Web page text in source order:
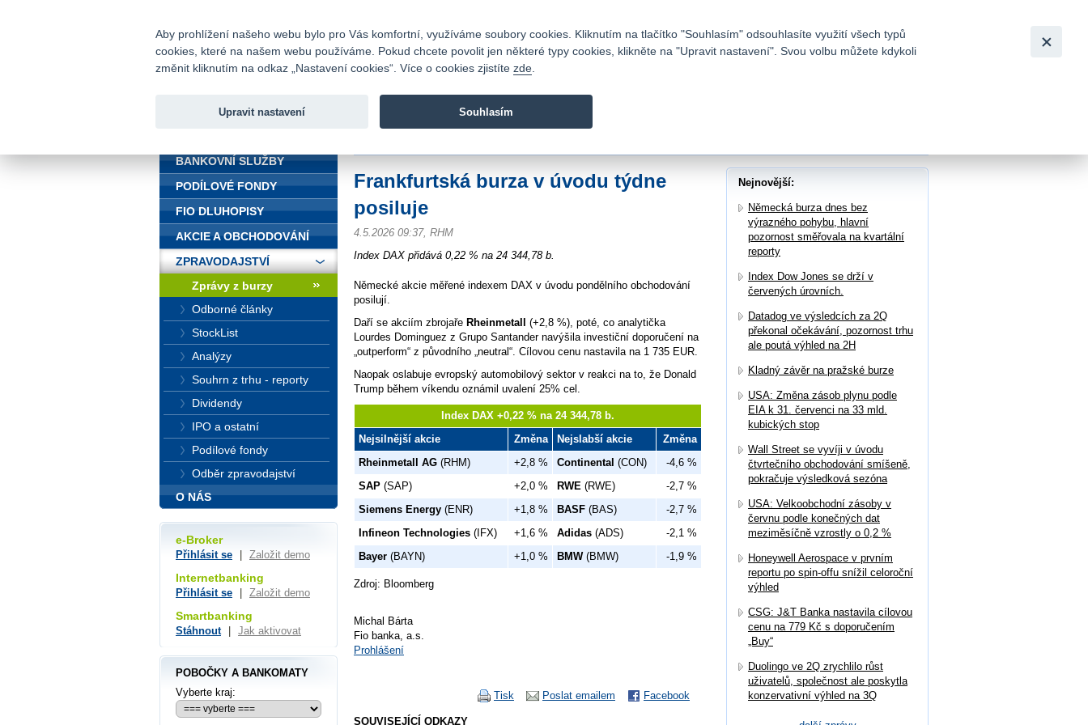
Fio banka
Fio banka je moderní česká banka. Poskytuje účty bez poplatků a
Frankfurtská burza v úvodu týdne
posiluje
4.5.2026 09:37, RHM
Index DAX přidává 0,22 % na 24 344,78 b.
Německé akcie měřené indexem DAX v úvodu pondělního obchodování
posilují.
Daří se akciím zbrojaře Rheinmetall (+2,8 %), poté, co analytička
Lourdes Dominguez z Grupo Santander navýšila investiční doporučení na
„outperform“ z původního „neutral“. Cílovou cenu nastavila na 1 735 EUR.
Naopak oslabuje evropský automobilový sektor v reakci na to, že Donald
Trump během víkendu oznámil uvalení 25% cel.
Index DAX +0,22 % na 24 344,78 b.
Nejsilnější akcie
Změna Nejslabší akcie
Změna
Rheinmetall AG (RHM) +2,8 % Continental (CON)
-4,6 %
SAP (SAP) +2,0 % RWE (RWE)
-2,7 %
Siemens Energy (ENR) +1,8 % BASF (BAS)
-2,7 %
Infineon Technologies (IFX) +1,6 % Adidas (ADS)
-2,1 %
Bayer (BAYN) +1,0 % BMW(BMW) -1,9 %
Zdroj: Bloomberg
Michal Bárta
Fio banka, a.s.
Prohlášení
Facebook
Poslat emailem
Tisk
SOUVISEJÍCÍ ODKAZY
Nejnovější:
Německá burza dnes bez
výrazného pohybu, hlavní
pozornost směřovala na kvartální
reporty
Index Dow Jones se drží v
červených úrovních.
Datadog ve výsledcích za 2Q
překonal očekávání, pozornost trhu
ale poutá výhled na 2H
Kladný závěr na pražské burze
USA: Změna zásob plynu podle
EIA k 31. červenci na 33 mld.
kubických stop
Wall Street se vyvíji v úvodu
čtvrtečního obchodování smíšeně,
pokračuje výsledková sezóna
USA: Velkoobchodní zásoby v
červnu podle konečných dat
meziměsíčně vzrostly o 0,2 %
Honeywell Aerospace v prvním
reportu po spin-offu snížil celoroční
výhled
CSG: J&T Banka nastavila cílovou
cenu na 779 Kč s doporučením
„Buy“
Duolingo ve 2Q zrychlilo růst
uživatelů, společnost ale poskytla
konzervativní výhled na 3Q
BANKOVNÍ SLUŽBY
PODÍLOVÉ FONDY
FIO DLUHOPISY
AKCIE A OBCHODOVÁNÍ
ZPRAVODAJSTVÍ
Zprávy z burzy
Odborné články
StockList
Analýzy
Souhrn z trhu - reporty
Dividendy
IPO a ostatní
Podílové fondy
Odběr zpravodajství
O NÁS
e-Broker
Přihlásit se Založit demo
Internetbanking
Přihlásit se Založit demo
Smartbanking
Stáhnout Jak aktivovat
POBOČKY A BANKOMATY
Vyberte kraj:
Aby prohlížení našeho webu bylo pro Vás komfortní, využíváme soubory cookies. Kliknutím na tlačítko "Souhlasím" odsouhlasíte využití všech typů
cookies, které na našem webu používáme. Pokud chcete povolit jen některé typy cookies, klikněte na "Upravit nastavení". Svou volbu můžete kdykoli
změnit kliknutím na odkaz „Nastavení cookies“. Více o cookies zjistíte zde
Upravit nastavení Souhlasím